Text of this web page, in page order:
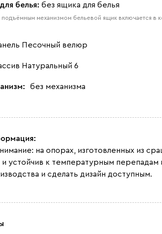
белья: без ящика для белья
подъёмным механизмом бельевой ящик включается в
Песочный велюр
Натуральный 6
без механизма
на опорах, изготовленных из
и устойчив к температурным
и сделать дизайн доступным.